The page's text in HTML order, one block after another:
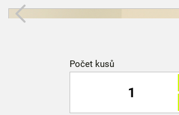
Počet kusů